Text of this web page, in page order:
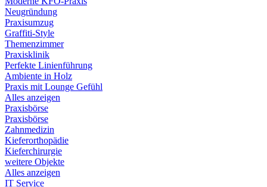
Neugründung
Praxisumzug
Graffiti-Style
Themenzimmer
Praxisklinik
Perfekte Linienführung
Ambiente in Holz
Praxis mit Lounge Gefühl
Alles anzeigen
Praxisbörse
Praxisbörse
Zahnmedizin
Kieferorthopädie
Kieferchirurgie
weitere Objekte
Alles anzeigen
IT Service